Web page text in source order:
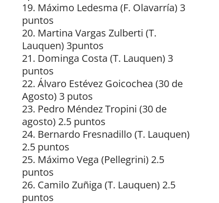
19. Máximo Ledesma (F. Olavarría) 3
puntos
20. Martina Vargas Zulberti (T.
Lauquen) 3puntos
21. Dominga Costa (T. Lauquen) 3
puntos
22. Álvaro Estévez Goicochea (30 de
Agosto) 3 putos
23. Pedro Méndez Tropini (30 de
agosto) 2.5 puntos
24. Bernardo Fresnadillo (T. Lauquen)
2.5 puntos
25. Máximo Vega (Pellegrini) 2.5
puntos
26. Camilo Zuñiga (T. Lauquen) 2.5
puntos